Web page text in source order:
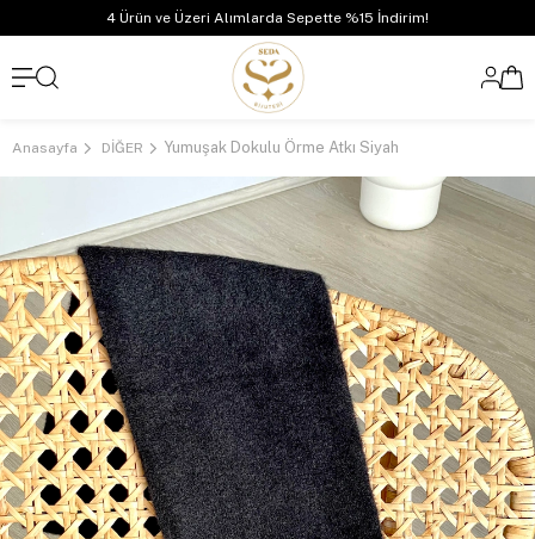
4 Ürün ve Üzeri Alımlarda Sepette %15 İndirim!
Anasayfa DİĞER Yumuşak Dokulu Örme Atkı Siyah